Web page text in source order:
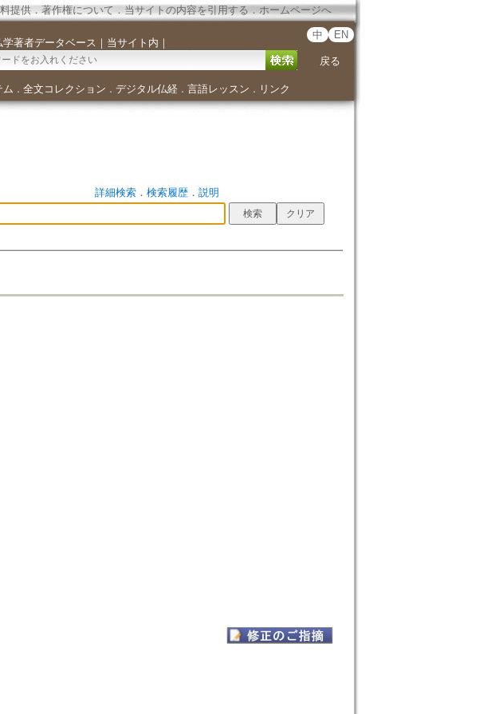
提供． 著作権について．当サイトの内容を引用する ． ホームページへ
学著者データベース ｜ 当サイト内 ｜
中 EN
戻る
ム ． 全文コレクション ． デジタル仏経． 言語レッスン ． リンク
詳細検索． 検索履歴． 説明